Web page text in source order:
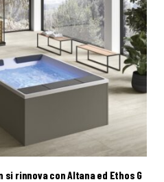
si rinnova con Altana ed Ethos G